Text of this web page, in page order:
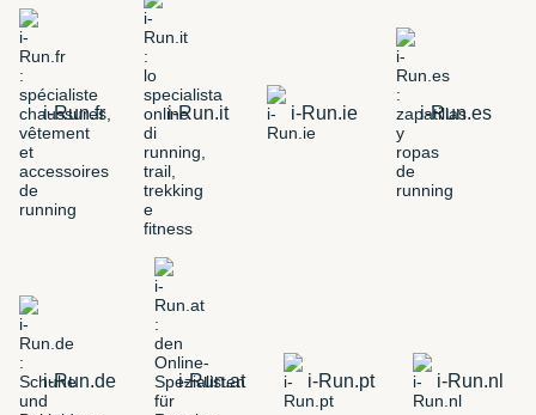
i-Run.fr i-Run.it i-Run.ie i-Run.es
i-Run.de i-Run.at i-Run.pt i-Run.nl